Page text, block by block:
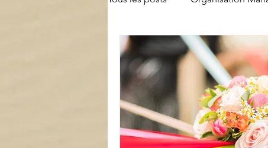
Carterie Mariage
Liste de locations à thème